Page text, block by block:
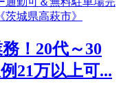
！20代～30
21万以上可...